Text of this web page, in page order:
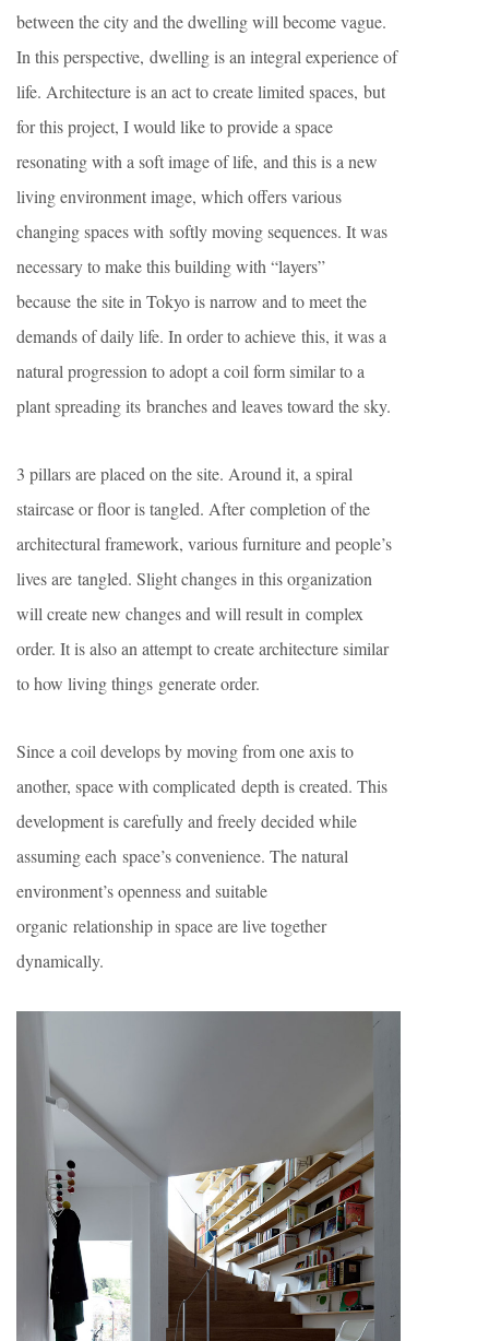
between the city and the dwelling will become vague.
In this perspective, dwelling is an integral experience of
life. Architecture is an act to create limited spaces, but
for this project, I would like to provide a space
resonating with a soft image of life, and this is a new
living environment image, which offers various
changing spaces with softly moving sequences. It was
necessary to make this building with “layers”
because the site in Tokyo is narrow and to meet the
demands of daily life. In order to achieve this, it was a
natural progression to adopt a coil form similar to a
plant spreading its branches and leaves toward the sky.
3 pillars are placed on the site. Around it, a spiral
staircase or floor is tangled. After completion of the
architectural framework, various furniture and people’s
lives are tangled. Slight changes in this organization
will create new changes and will result in complex
order. It is also an attempt to create architecture similar
to how living things generate order.
Since a coil develops by moving from one axis to
another, space with complicated depth is created. This
development is carefully and freely decided while
assuming each space’s convenience. The natural
environment’s openness and suitable
organic relationship in space are live together
dynamically.